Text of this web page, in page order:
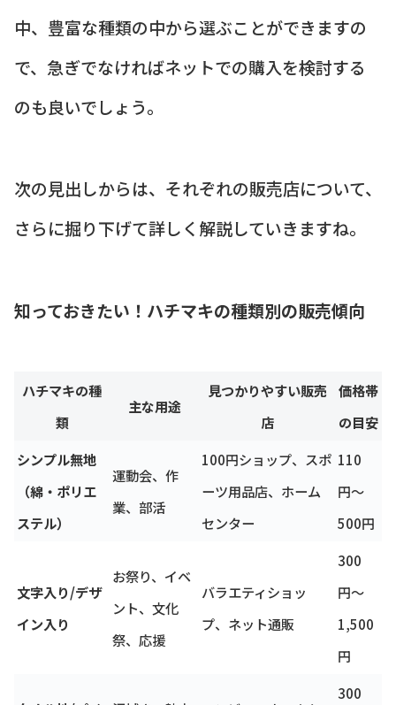
中、豊富な種類の中から選ぶことができますの
で、急ぎでなければネットでの購入を検討する
のも良いでしょう。
次の見出しからは、それぞれの販売店について、
さらに掘り下げて詳しく解説していきますね。
知っておきたい！ハチマキの種類別の販売傾向
ハチマキの種
類
主な用途
見つかりやすい販売
店
価格帯
の目安
シンプル無地
（綿・ポリエ
ステル）
運動会、作
業、部活
100円ショップ、スポ
ーツ用品店、ホーム
センター
110
円〜
500円
文字入り/デザ
イン入り
お祭り、イベ
ント、文化
祭、応援
バラエティショッ
プ、ネット通販
300
円〜
1,500
円
300